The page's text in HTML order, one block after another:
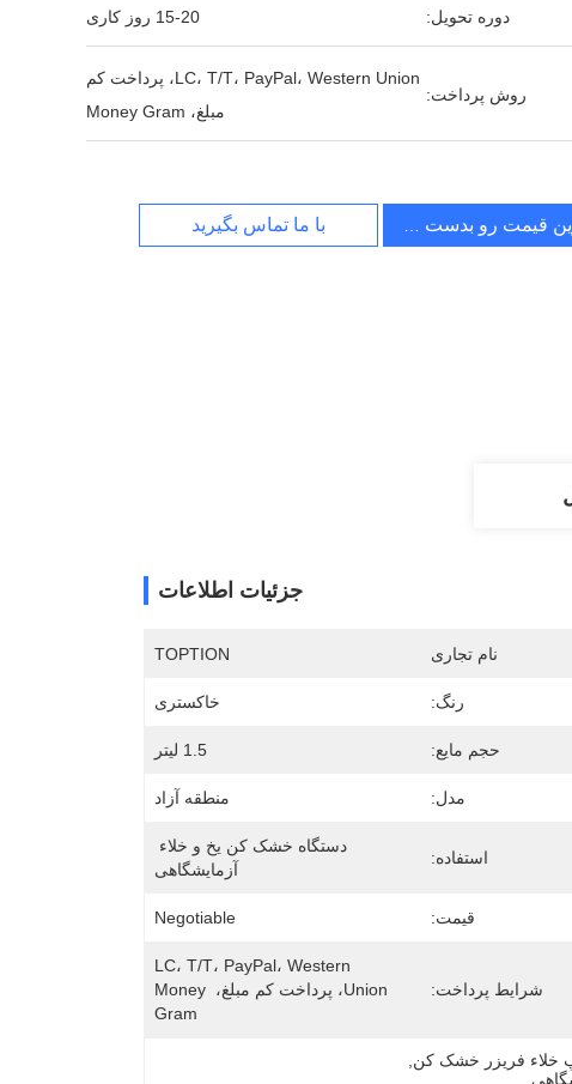
دوره تحویل: 15-20 روز کاری
روش پرداخت:
LC، T/T، PayPal، Western Union، پرداخت کم
مبلغ، Money Gram
قیمت رو بدست بیار با ما تماس بگیرید
جزئیات اطلاعات
نام تجاری TOPTION
رنگ: خاکستری
حجم مایع: 1.5 لیتر
مدل: منطقه آزاد
استفاده:
آزمایشگاهی
قیمت: Negotiable
شرایط پرداخت:
LC، T/T، PayPal، Western
Union، پرداخت کم مبلغ، Money
Gram
خلاء فریزر خشک کن